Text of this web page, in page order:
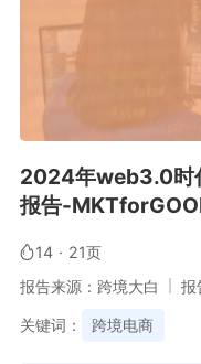
2024年web3.0时
报告-
14 · 21页
报告来源：跨境大白
关键词： 跨境电商